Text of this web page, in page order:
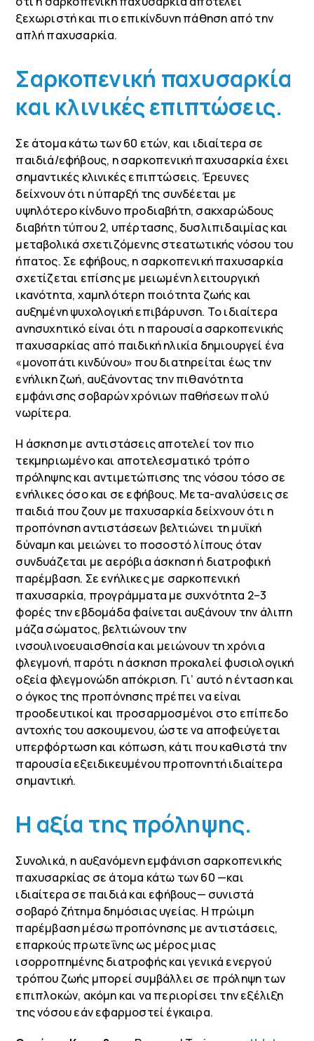
ξεχωριστή και πιο επικίνδυνη πάθηση από την
απλή παχυσαρκία.
Σαρκοπενική παχυσαρκία
και κλινικές επιπτώσεις.
Σε άτομα κάτω των 60 ετών, και ιδιαίτερα σε
παιδιά/εφήβους, η σαρκοπενική παχυσαρκία έχει
σημαντικές κλινικές επιπτώσεις. Έρευνες
δείχνουν ότι η ύπαρξή της συνδέεται με
υψηλότερο κίνδυνο προδιαβήτη, σακχαρώδους
διαβήτη τύπου 2, υπέρτασης, δυσλιπιδαιμίας και
μεταβολικά σχετιζόμενης στεατωτικής νόσου του
ήπατος. Σε εφήβους, η σαρκοπενική παχυσαρκία
σχετίζεται επίσης με μειωμένη λειτουργική
ικανότητα, χαμηλότερη ποιότητα ζωής και
αυξημένη ψυχολογική επιβάρυνση. Το ιδιαίτερα
ανησυχητικό είναι ότι η παρουσία σαρκοπενικής
παχυσαρκίας από παιδική ηλικία δημιουργεί ένα
«μονοπάτι κινδύνου» που διατηρείται έως την
ενήλικη ζωή, αυξάνοντας την πιθανότητα
εμφάνισης σοβαρών χρόνιων παθήσεων πολύ
νωρίτερα.
Η άσκηση με αντιστάσεις αποτελεί τον πιο
τεκμηριωμένο και αποτελεσματικό τρόπο
πρόληψης και αντιμετώπισης της νόσου τόσο σε
ενήλικες όσο και σε εφήβους. Μετα-αναλύσεις σε
παιδιά που ζουν με παχυσαρκία δείχνουν ότι η
προπόνηση αντιστάσεων βελτιώνει τη μυϊκή
δύναμη και μειώνει το ποσοστό λίπους όταν
συνδυάζεται με αερόβια άσκηση ή διατροφική
παρέμβαση. Σε ενήλικες με σαρκοπενική
παχυσαρκία, προγράμματα με συχνότητα 2–3
φορές την εβδομάδα φαίνεται αυξάνουν την άλιπη
μάζα σώματος, βελτιώνουν την
ινσουλινοευαισθησία και μειώνουν τη χρόνια
φλεγμονή, παρότι η άσκηση προκαλεί φυσιολογική
οξεία φλεγμονώδη απόκριση. Γι’ αυτό η ένταση και
ο όγκος της προπόνησης πρέπει να είναι
προοδευτικοί και προσαρμοσμένοι στο επίπεδο
αντοχής του ασκουμενου, ώστε να αποφεύγεται
υπερφόρτωση και κόπωση, κάτι που καθιστά την
παρουσία εξειδικευμένου προπονητή ιδιαίτερα
σημαντική.
Η αξία της πρόληψης.
Συνολικά, η αυξανόμενη εμφάνιση σαρκοπενικής
παχυσαρκίας σε άτομα κάτω των 60 —και
ιδιαίτερα σε παιδιά και εφήβους— συνιστά
σοβαρό ζήτημα δημόσιας υγείας. Η πρώιμη
παρέμβαση μέσω προπόνησης με αντιστάσεις,
επαρκούς πρωτεΐνης ως μέρος μιας
ισορροπημένης διατροφής και γενικά ενεργού
τρόπου ζωής μπορεί συμβάλλει σε πρόληψη των
επιπλοκών, ακόμη και να περιορίσει την εξέλιξη
της νόσου εάν εφαρμοστεί έγκαιρα.